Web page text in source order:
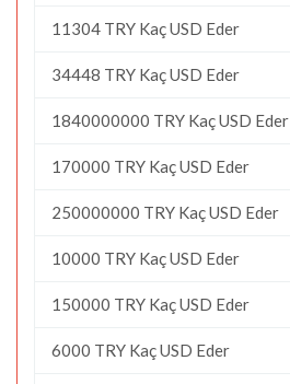
11304 TRY Kaç USD Eder
34448 TRY Kaç USD Eder
1840000000 TRY Kaç USD Eder
170000 TRY Kaç USD Eder
250000000 TRY Kaç USD Eder
10000 TRY Kaç USD Eder
150000 TRY Kaç USD Eder
6000 TRY Kaç USD Eder